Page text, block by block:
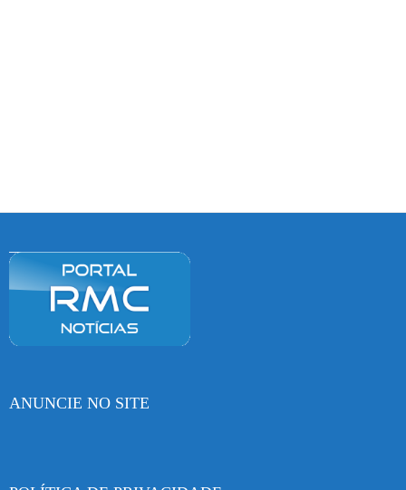
ANUNCIE NO SITE